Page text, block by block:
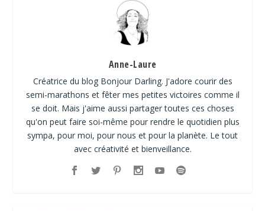
Anne-Laure
Créatrice du blog Bonjour Darling. J'adore courir des
semi-marathons et fêter mes petites victoires comme il
se doit. Mais j'aime aussi partager toutes ces choses
qu'on peut faire soi-même pour rendre le quotidien plus
sympa, pour moi, pour nous et pour la planète. Le tout
avec créativité et bienveillance.